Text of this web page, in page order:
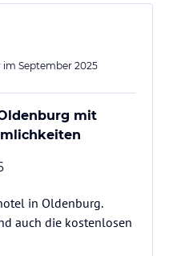
im September 2025
mit
in Oldenburg.
auch die kostenlosen